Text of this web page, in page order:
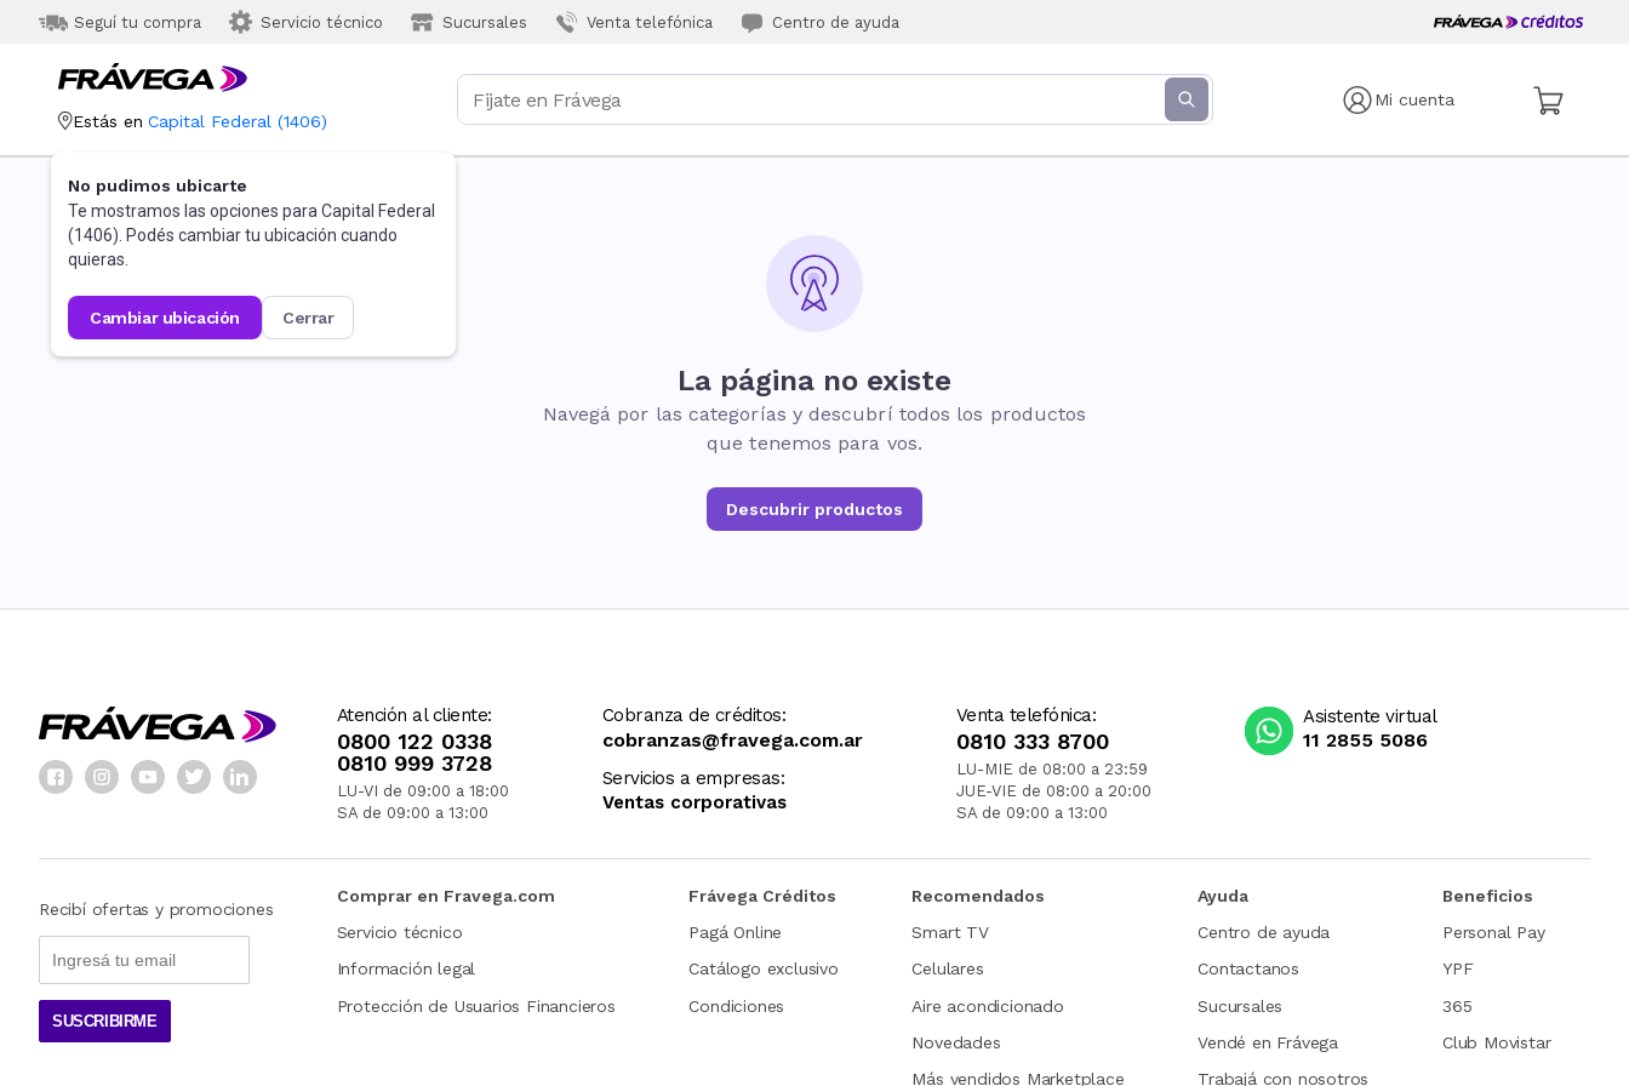
Seguí tu compra Servicio técnico Sucursales Venta telefónica Centro de ayuda
Mi cuenta
Estás en Capital Federal (1406)
No pudimos ubicarte
Te mostramos las opciones para Capital Federal
(1406). Podés cambiar tu ubicación cuando
quieras.
cambiar ubicación cerrar
La página no existe
Navegá por las categorías y descubrí todos los productos
que tenemos para vos.
Descubrir productos
Atención al cliente:
0800 122 0338
0810 999 3728
LU-VI de 09:00 a 18:00
SA de 09:00 a 13:00
Cobranza de créditos:
cobranzas@fravega.com.ar
Servicios a empresas:
Ventas corporativas
Venta telefónica:
0810 333 8700
LU-MIE de 08:00 a 23:59
JUE-VIE de 08:00 a 20:00
SA de 09:00 a 13:00
Asistente virtual
11 2855 5086
Recibí ofertas y promociones
SUSCRIBIRME
Comprar en Fravega.com
Servicio técnico
Información legal
Protección de Usuarios Financieros
Frávega Créditos
Pagá Online
Catálogo exclusivo
Condiciones
Recomendados
Smart TV
Celulares
Aire acondicionado
Novedades
Más vendidos Marketplace
Ayuda
Centro de ayuda
Contactanos
Sucursales
Vendé en Frávega
Trabajá con nosotros
Beneficios
Personal Pay
YPF
365
Club Movistar